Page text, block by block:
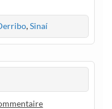
,Sinaí